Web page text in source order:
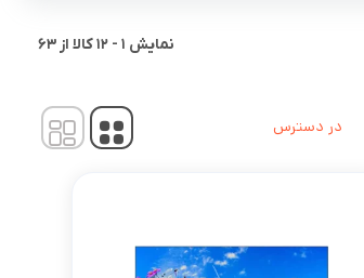
نمایش 1
-
12کالا از 63
در دسترس